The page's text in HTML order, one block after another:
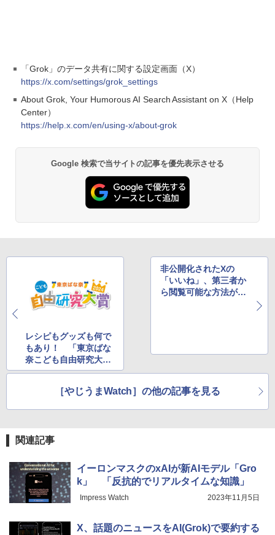
「Grok」のデータ共有に関する設定画面（X）
https://x.com/settings/grok_settings
About Grok, Your Humorous AI Search Assistant on X（Help
Center）
https://help.x.com/en/using-x/about-grok
Google 検索で当サイトの記事を優先表示させる
レシピもグッズも何で
もあり！ 「東京ばな
奈こども自由研究大賞
2024」が作品募集中
非公開化されたXの
「いいね」、第三者か
ら閲覧可能な方法が存
［やじうまWatch］の他の記事を見る
関連記事
イーロンマスクのxAIが新AIモデル「Gro
k」 「反抗的でリアルタイムな知識」
Impress Watch 2023年11月5日
X、話題のニュースをAI(Grok)で要約する